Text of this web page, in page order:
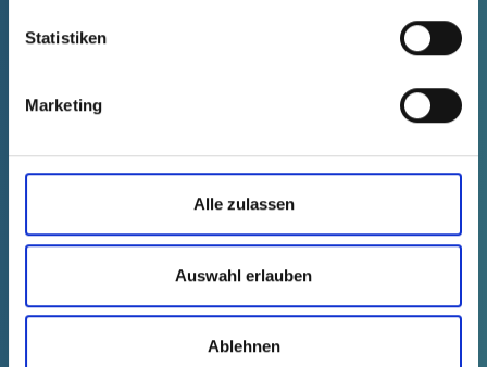
Statistiken
Marketing
Alle zulassen
Auswahl erlauben
Ablehnen
GPN 390 HV CLASS 4 PCR-PP,
bleu turquoise
Données techniques
afficher
39002030000
Prix du produit
Sélection
Échantillon
Nombre (pièces)